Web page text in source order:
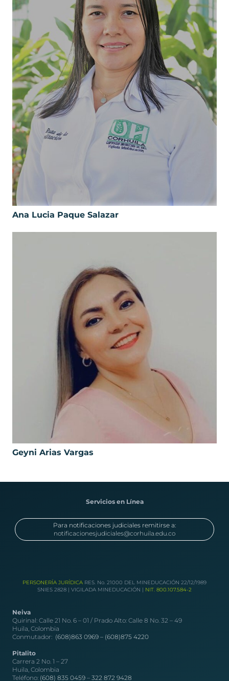
Ana Lucia Paque Salazar
Geyni Arias Vargas
Servicios en Línea
Para notificaciones judiciales remitirse a:
notificacionesjudiciales@corhuila.edu.co
PERSONERÍA JURÍDICA RES. No. 21000 DEL MINEDUCACIÓN 22/12/1989
SNIES 2828 | VIGILADA MINEDUCACIÓN | NIT. 800.107.584-2
Neiva
Quirinal: Calle 21 No. 6 – 01 / Prado Alto: Calle 8 No. 32 – 49
Huila, Colombia
Conmutador: (608)863 0969 – (608)875 4220
Pitalito
Carrera 2 No. 1 – 27
Huila, Colombia
Teléfono: (608) 835 0459 – 322 872 9428